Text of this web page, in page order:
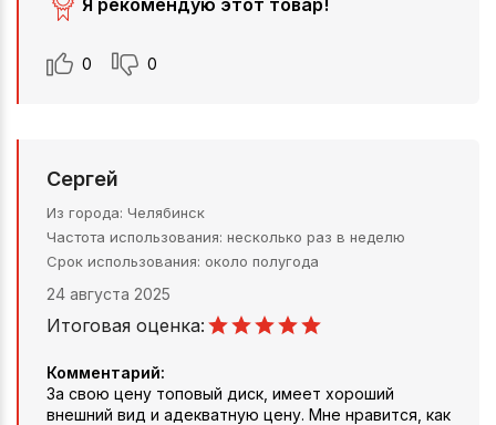
Я рекомендую этот товар!
0 0
Сергей
Из города Челябинск
Частота использования несколько раз в неделю
Срок использования около полугода
24 августа 2025
Итоговая оценка:
Комментарий:
За свою цену топовый диск, имеет хороший
внешний вид и адекватную цену. Мне нравится, как